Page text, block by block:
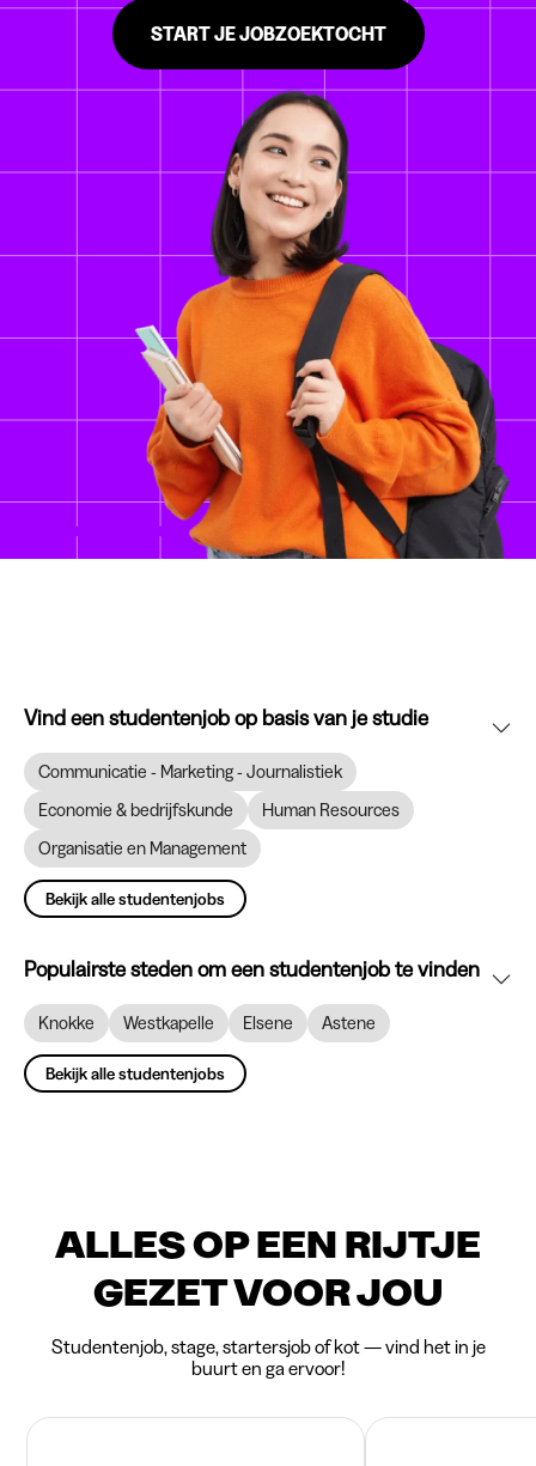
START JE JOBZOEKTOCHT
Vind een studentenjob op basis van je studie
Communicatie - Marketing - Journalistiek
Economie & bedrijfskunde
Human Resources
Organisatie en Management
Bekijk alle studentenjobs
Populairste steden om een studentenjob te vinden
Knokke Westkapelle Elsene Astene
Bekijk alle studentenjobs
ALLES OP EEN RIJTJE
GEZET VOOR JOU
Studentenjob, stage, startersjob of kot — vind het in je
buurt en ga ervoor!